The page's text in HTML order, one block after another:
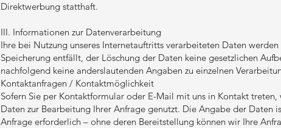
Direktwerbung statthaft.
III. Informationen zur Datenverarbeitung
Ihre bei Nutzung unseres Internetauftritts verarbeiteten Daten
Speicherung entfällt, der Löschung der Daten keine gesetzlichen
nachfolgend keine anderslautenden Angaben zu einzelnen
Kontaktanfragen / Kontaktmöglichkeit
Sofern Sie per Kontaktformular oder E-Mail mit uns in Kontakt
Daten zur Bearbeitung Ihrer Anfrage genutzt. Die Angabe der Daten
Anfrage erforderlich – ohne deren Bereitstellung können wir Ihre